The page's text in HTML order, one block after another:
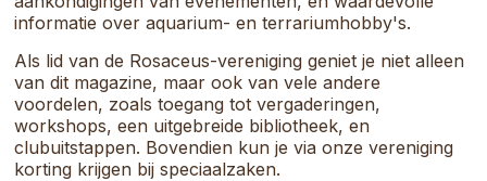
informatie over aquarium- en terrariumhobby's.
Als lid van de Rosaceus-vereniging geniet je niet alleen
van dit magazine, maar ook van vele andere
voordelen, zoals toegang tot vergaderingen,
workshops, een uitgebreide bibliotheek, en
clubuitstappen. Bovendien kun je via onze vereniging
korting krijgen bij speciaalzaken.